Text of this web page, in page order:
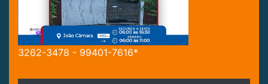
3262-3478 - 99401-7616*